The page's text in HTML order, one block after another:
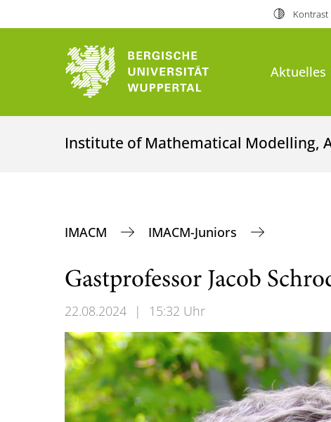
Kontrast
Aktuelles
Institute of Mathematical Modelling,
IMACM IMACM-Juniors
Gastprofessor Jacob
22.08.2024 | 15:32 Uhr